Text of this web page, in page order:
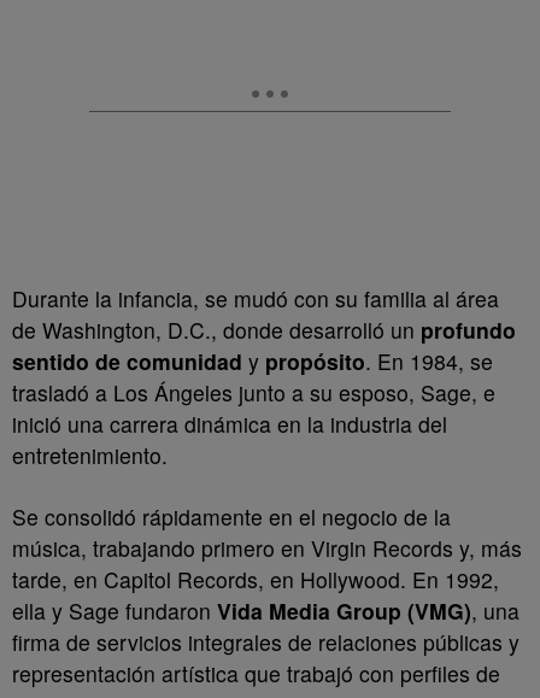
Durante la infancia, se mudó con su familia al área
de Washington, D.C., donde desarrolló un profundo
sentido de comunidad y propósito. En 1984, se
trasladó a Los Ángeles junto a su esposo, Sage, e
inició una carrera dinámica en la industria del
entretenimiento.
Se consolidó rápidamente en el negocio de la
música, trabajando primero en Virgin Records y, más
tarde, en Capitol Records, en Hollywood. En 1992,
ella y Sage fundaron Vida Media Group (VMG), una
firma de servicios integrales de relaciones públicas y
representación artística que trabajó con perfiles de